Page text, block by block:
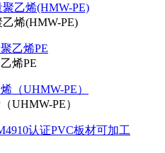
烯(HMW-PE)
烯PE
UHMW-PE）